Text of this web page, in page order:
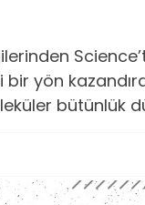
yön
bütünlük